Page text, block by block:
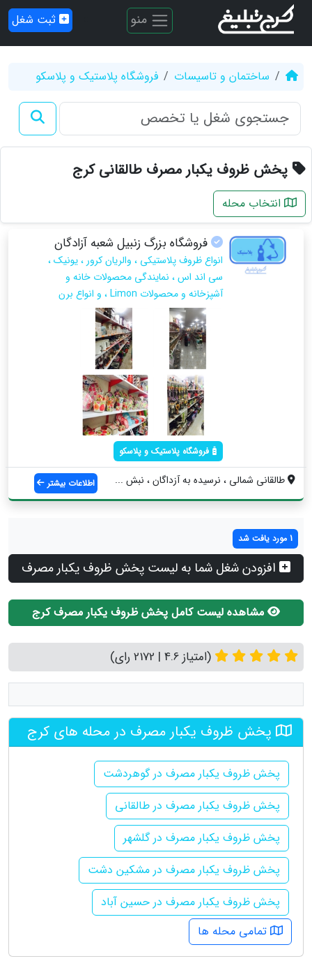
منو ثبت شغل
ساختمان و تاسیسات فروشگاه پلاستیک و پلاسکو
پخش ظروف یکبار مصرف طالقانی کرج
انتخاب محله
فروشگاه بزرگ زنبیل شعبه آزادگان
انواع ظروف پلاستیکی ، والریان کرور ، یونیک ،
سی اند اس ، نمایندگی محصولات خانه و
آشپزخانه و محصولات Limon ، و انواع برن
فروشگاه پلاستیک و پلاسکو
طالقانی شمالی ، نرسیده به آزداگان ، نبش ... اطلاعات بیشتر
1 مورد یافت شد
افزودن شغل شما به لیست پخش ظروف یکبار مصرف
مشاهده لیست کامل پخش ظروف یکبار مصرف کرج
(امتیاز 4.6 | 2172 رای)
پخش ظروف یکبار مصرف در محله های کرج
پخش ظروف یکبار مصرف در گوهردشت
پخش ظروف یکبار مصرف در طالقانی
پخش ظروف یکبار مصرف در گلشهر
پخش ظروف یکبار مصرف در مشکین دشت
پخش ظروف یکبار مصرف در حسین آباد
تمامی محله ها